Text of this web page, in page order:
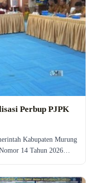
Perbup PJPK
Kabupaten Murung
14 Tahun 2026…